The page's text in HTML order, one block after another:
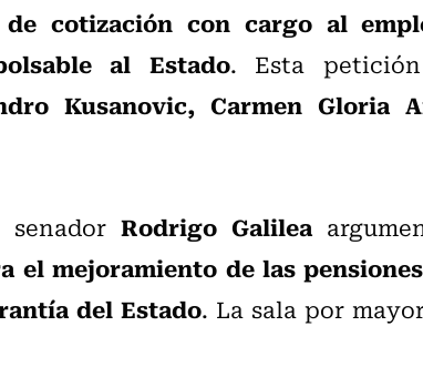
de cotización con cargo al
al Estado. Esta
Kusanovic, Carmen Gloria
Rodrigo Galilea
el mejoramiento de las
del Estado. La sala por